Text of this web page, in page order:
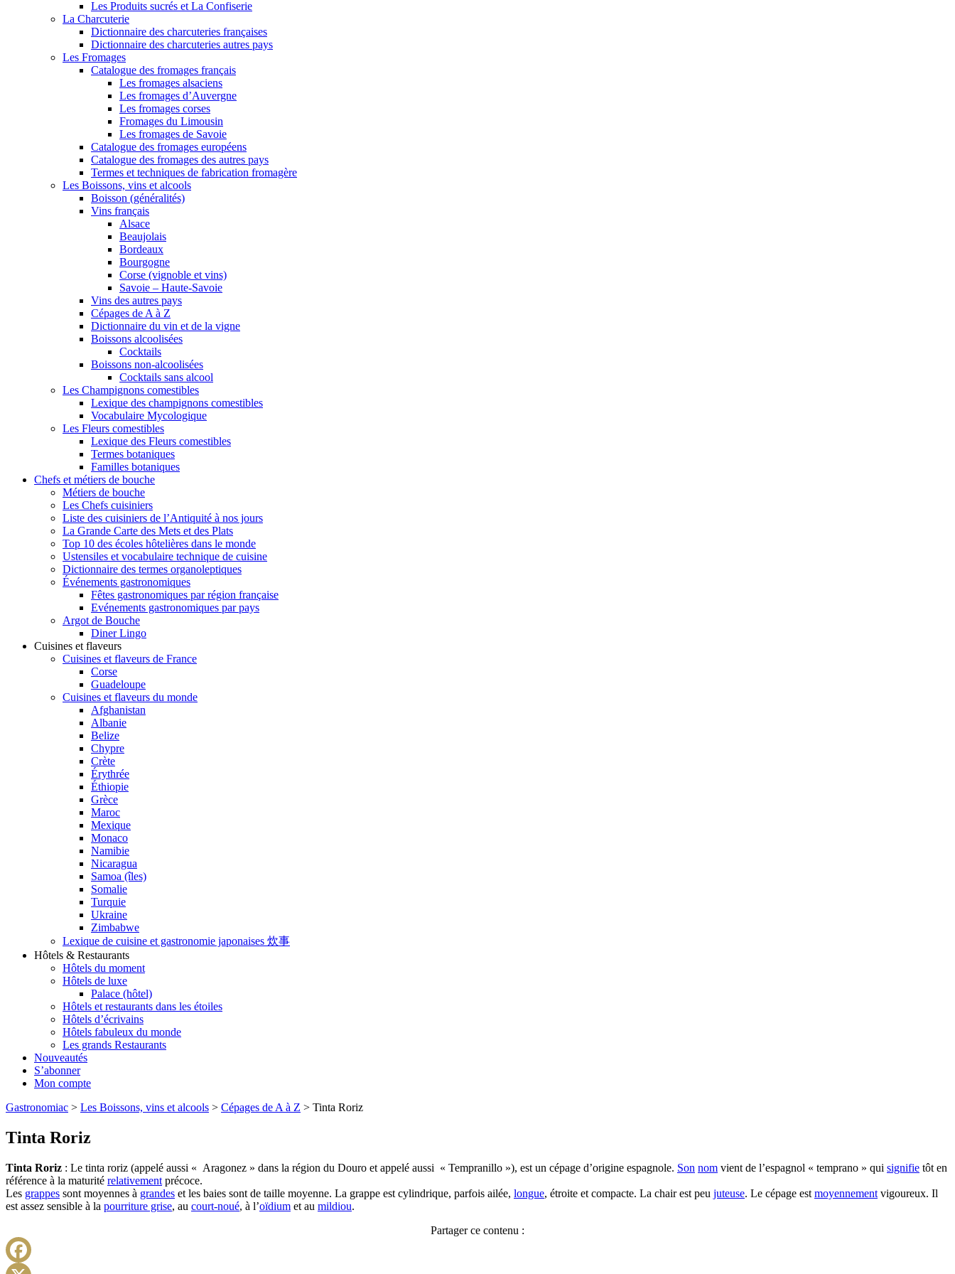
Les Produits sucrés et La Confiserie
La Charcuterie
Dictionnaire des charcuteries françaises
Dictionnaire des charcuteries autres pays
Les Fromages
Catalogue des fromages français
Les fromages alsaciens
Les fromages d’Auvergne
Les fromages corses
Fromages du Limousin
Les fromages de Savoie
Catalogue des fromages européens
Catalogue des fromages des autres pays
Termes et techniques de fabrication fromagère
Les Boissons, vins et alcools
Boisson (généralités)
Vins français
Alsace
Beaujolais
Bordeaux
Bourgogne
Corse (vignoble et vins)
Savoie – Haute-Savoie
Vins des autres pays
Cépages de A à Z
Dictionnaire du vin et de la vigne
Boissons alcoolisées
Cocktails
Boissons non-alcoolisées
Cocktails sans alcool
Les Champignons comestibles
Lexique des champignons comestibles
Vocabulaire Mycologique
Les Fleurs comestibles
Lexique des Fleurs comestibles
Termes botaniques
Familles botaniques
Chefs et métiers de bouche
Métiers de bouche
Les Chefs cuisiniers
Liste des cuisiniers de l’Antiquité à nos jours
La Grande Carte des Mets et des Plats
Top 10 des écoles hôtelières dans le monde
Ustensiles et vocabulaire technique de cuisine
Dictionnaire des termes organoleptiques
Événements gastronomiques
Fêtes gastronomiques par région française
Evénements gastronomiques par pays
Argot de Bouche
Diner Lingo
Cuisines et flaveurs
Cuisines et flaveurs de France
Corse
Guadeloupe
Cuisines et flaveurs du monde
Afghanistan
Albanie
Belize
Chypre
Crète
Érythrée
Éthiopie
Grèce
Maroc
Mexique
Monaco
Namibie
Nicaragua
Samoa (îles)
Somalie
Turquie
Ukraine
Zimbabwe
Lexique de cuisine et gastronomie japonaises 炊事
Hôtels & Restaurants
Hôtels du moment
Hôtels de luxe
Palace (hôtel)
Hôtels et restaurants dans les étoiles
Hôtels d’écrivains
Hôtels fabuleux du monde
Les grands Restaurants
Nouveautés
S’abonner
Mon compte
Gastronomiac > Les Boissons, vins et alcools > Cépages de A à Z > Tinta Roriz
Tinta Roriz
Tinta Roriz : Le tinta roriz (appelé aussi « Aragonez » dans la région du Douro et appelé aussi « Tempranillo »), est un cépage d’origine espagnole. Son nom vient de l’espagnol « temprano » qui signifie tôt en
référence à la maturité relativement précoce.
Les grappes sont moyennes à grandes et les baies sont de taille moyenne. La grappe est cylindrique, parfois ailée, longue, étroite et compacte. La chair est peu juteuse. Le cépage est moyennement vigoureux. Il
est assez sensible à la pourriture grise, au court-noué, à l’oïdium et au mildiou.
Partager ce contenu :